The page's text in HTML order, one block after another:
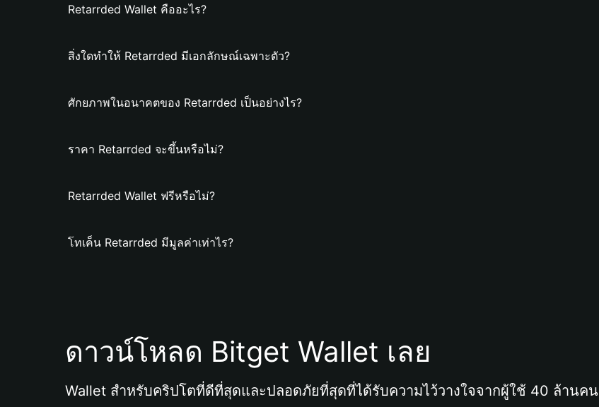
Retarrded Wallet คืออะไร?
สิ่งใดทำให้ Retarrded มีเอกลักษณ์เฉพาะตัว?
ศักยภาพในอนาคตของ Retarrded เป็นอย่างไร?
ราคา Retarrded จะขึ้นหรือไม่?
Retarrded Wallet ฟรีหรือไม่?
โทเค็น Retarrded มีมูลค่าเท่าไร?
ดาวน์โหลด Bitget Wallet เลย
Wallet สำหรับคริปโตที่ดีที่สุดและปลอดภัยที่สุดที่ได้รับความไว้วางใจจากผู้ใช้ 40 ล้านคน